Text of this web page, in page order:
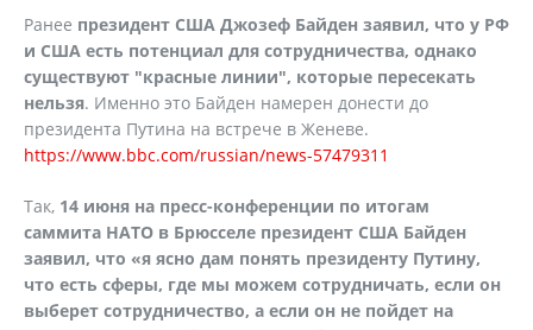
Ранее президент США Джозеф Байден заявил, что у РФ
и США есть потенциал для сотрудничества, однако
существуют "красные линии", которые пересекать
нельзя. Именно это Байден намерен донести до
президента Путина на встрече в Женеве.
https://www.bbc.com/russian/news-57479311
Так, 14 июня на пресс-конференции по итогам
саммита НАТО в Брюсселе президент США Байден
заявил, что «я ясно дам понять президенту Путину,
что есть сферы, где мы можем сотрудничать, если он
выберет сотрудничество, а если он не пойдет на